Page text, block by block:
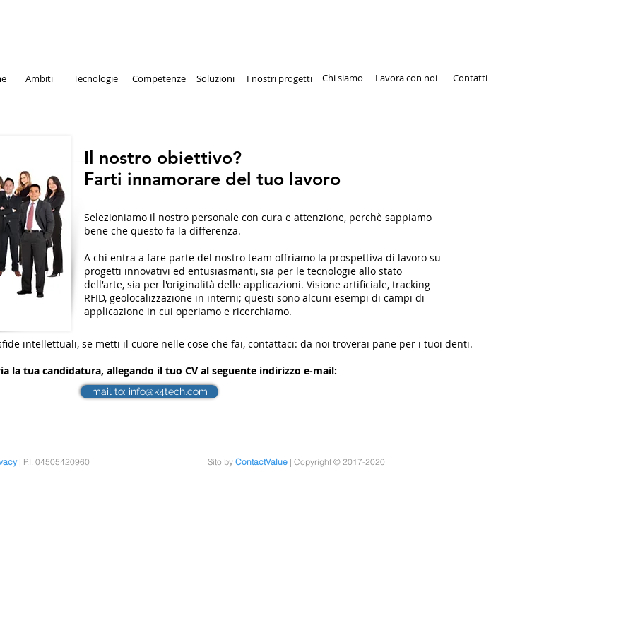
Ambiti Tecnologie Competenze Soluzioni I nostri progetti Chi siamo Lavora con noi Contatti
Il nostro obiettivo?
Farti innamorare del tuo lavoro
intellettuali, se metti il cuore nelle cose che fai, contattaci: da noi troverai pane per i tuoi denti.
la tua candidatura, allegando il tuo CV al seguente indirizzo e-mail:
mail to: info@k4tech.com
Selezioniamo il nostro personale con cura e attenzione, perchè sappiamo
bene che questo fa la differenza.
A chi entra a fare parte del nostro team offriamo la prospettiva di lavoro su
progetti innovativi ed entusiasmanti, sia per le tecnologie allo stato
dell'arte, sia per l'originalità delle applicazioni. Visione artificiale, tracking
RFID, geolocalizzazione in interni; questi sono alcuni esempi di campi di
applicazione in cui operiamo e ricerchiamo.
| P.I. 04505420960 Sito by ContactValue | Copyright © 2017-2020